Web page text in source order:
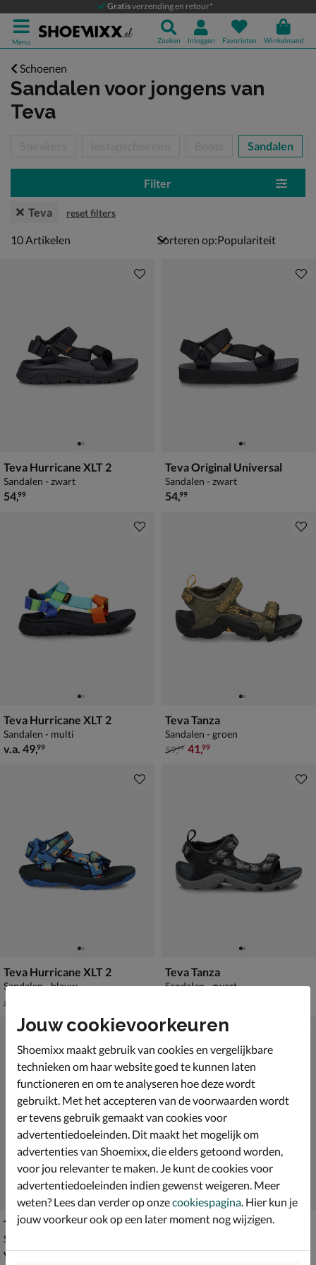
Gratisverzending en retour*
Menu Zoeken Inloggen Favorieten Winkelmand
Schoenen
Sandalen voor jongens van
Teva
Sandalen
Filter
Teva reset filters
10 artikelen
10Artikelen Sorteren op:
Teva Hurricane XLT 2
Sandalen - zwart
€ 54,99
54,99
Teva Original Universal
Sandalen - zwart
€ 54,99
54,99
Teva Hurricane XLT 2
Sandalen - multi
vanaf € 49,99
v.a. 49,99
Teva Tanza
Sandalen - groen
van € 59,99 voor € 41,99
59,99 41,99
Teva Hurricane XLT 2
Sandalen - blauw
van € 49,99 voor € 34,99
49
Teva Tanza
Sandalen - zwart
Teva Hurricane XLT 2
Sandalen - blauw
vanaf € 49,99
v.a.49,99
Teva Hurricane XLT 2
€ 49,99
49,99
Jouw cookievoorkeuren
Shoemixx maakt gebruik van cookies en vergelijkbare
technieken om haar website goed te kunnen laten
functioneren en om te analyseren hoe deze wordt
gebruikt. Met het accepteren van de voorwaarden wordt
er tevens gebruik gemaakt van cookies voor
advertentiedoeleinden. Dit maakt het mogelijk om
advertenties van Shoemixx, die elders getoond worden,
voor jou relevanter te maken. Je kunt de cookies voor
advertentiedoeleinden indien gewenst weigeren. Meer
weten? Lees dan verder op onzecookiespagina . Hier kun je
jouw voorkeur ook op een later moment nog wijzigen.